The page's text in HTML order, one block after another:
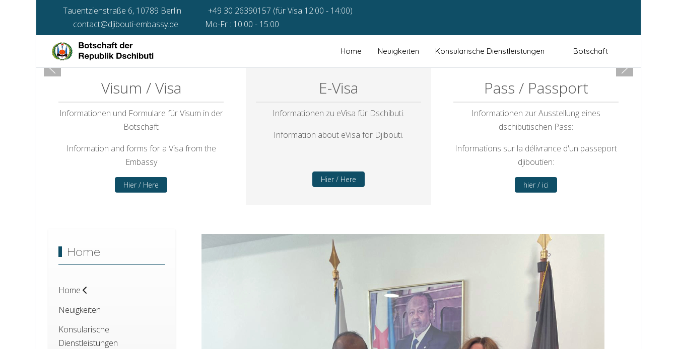
Tauentzienstraße 6, 10789 Berlin
+49 30 26390157 (für Visa 12:00 - 14:00)
contact@djibouti-embassy.de
Mo-Fr : 10:00 - 15:00
Home Neuigkeiten Konsularische Dienstleistungen Botschaft
Visum / Visa
Informationen und Formulare für Visum in der
Botschaft
Information and forms for a Visa from the
Embassy
Hier / Here
E-Visa
Informationen zu eVisa für Dschibuti.
Information about eVisa for Djibouti.
Hier / Here
Pass / Passport
Informationen zur Ausstellung eines
dschibutischen Pass:
Informations sur la délivrance d'un passeport
djiboutien:
hier / ici
Home
Home
Neuigkeiten
Konsularische
Dienstleistungen